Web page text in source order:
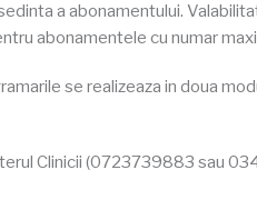
a abonamentului.
abonamentele cu numar
se realizeaza in doua
Clinicii (0723739883 sau